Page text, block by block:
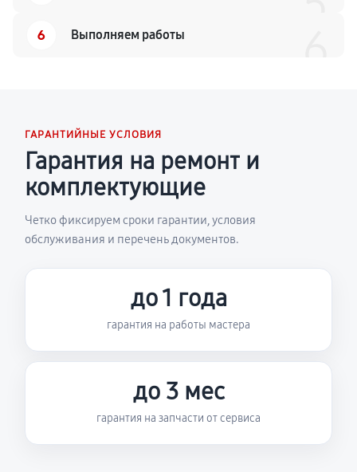
6 Выполняем работы
ГАРАНТИЙНЫЕ УСЛОВИЯ
Гарантия на ремонт и
комплектующие
Четко фиксируем сроки гарантии, условия
обслуживания и перечень документов.
до 1 года
гарантия на работы мастера
до 3 мес
гарантия на запчасти от сервиса